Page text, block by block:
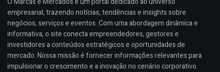
empresarial, trazendo notícias, tendências e insights sobre
negócios, serviços e eventos. Com uma abordagem dinâmica e
informativa, o site conecta empreendedores, gestores e
investidores a conteúdos estratégicos e oportunidades de
mercado. Nossa missão é fornecer informações relevantes para
impulsionar o crescimento e a inovação no cenário corporativo.